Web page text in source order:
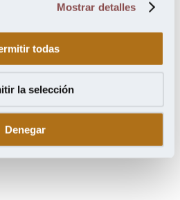
Mostrar detalles
todas
la selección
Denegar